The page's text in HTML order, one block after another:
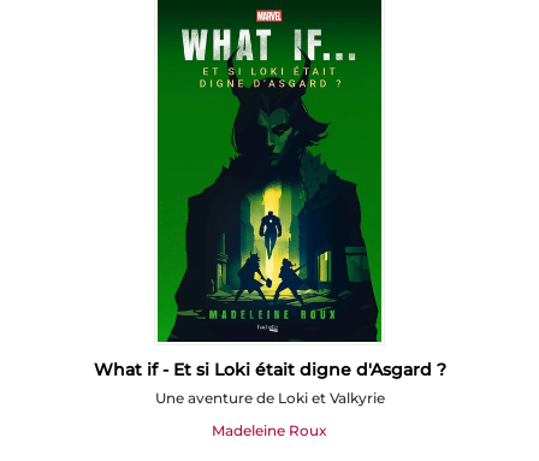
What if - Et si Loki était digne d'Asgard ?
Une aventure de Loki et Valkyrie
Madeleine Roux